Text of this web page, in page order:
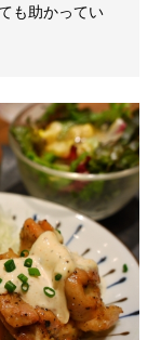
も助かってい